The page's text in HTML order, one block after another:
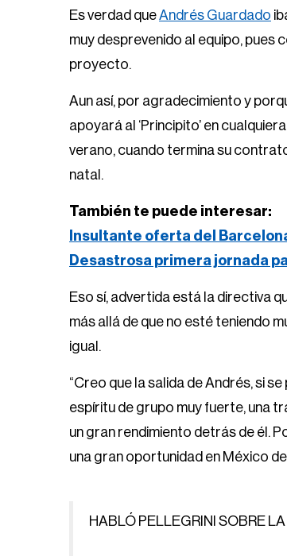
Es verdad queAndrés Guardado
muy desprevenido al equipo, pues
proyecto.
Aun así, por agradecimiento y
apoyará al ‘Principito’ en
verano, cuando termina su
natal.
También te puede interesar:
Insultante oferta del
Desastrosa primera jornada
Eso sí, advertida está la directiva
más allá de que no esté teniendo
igual.
“Creo que la salida de Andrés, si
espíritu de grupo muy fuerte, una
un gran rendimiento detrás de él.
una gran oportunidad en México
HABLÓ PELLEGRINI SOBRE